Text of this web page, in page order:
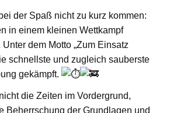
der Spaß nicht zu kurz kommen:
in einem kleinen Wettkampf
dem Motto „Zum Einsatz
schnellste und zugleich sauberste
gekämpft.
die Zeiten im Vordergrund,
Beherrschung der Grundlagen und